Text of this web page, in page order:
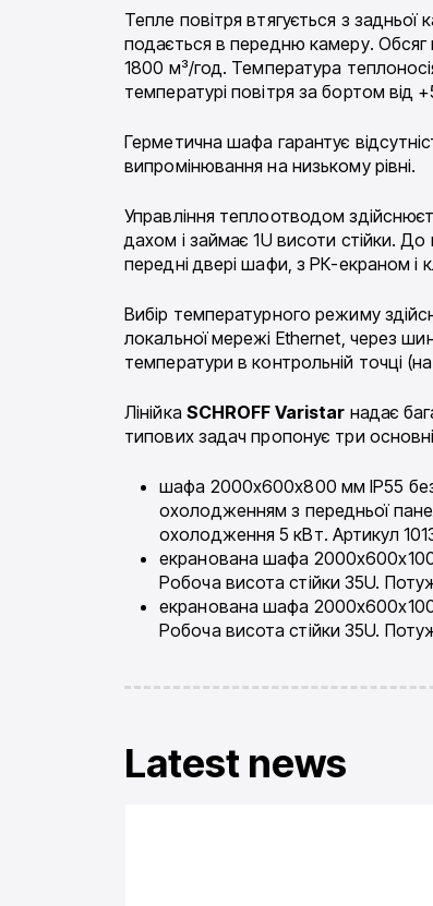
Тепле повітря втягується з
подається в передню камеру. Обсяг
1800 м³/год. Температура
температурі повітря за бортом від
Герметична шафа гарантує
випромінювання на низькому рівні.
Управління теплоотводом
дахом і займає 1U висоти стійки.
передні двері шафи, з РК-екраном і
Вибір температурного режиму
локальної мережі Ethernet, через
температури в контрольній точці
Лінійка SCHROFF Varistar надає
типових задач пропонує три основні
шафа 2000x600x800 мм IP55 без
охолодженням з передньої
охолодження 5 кВт. Артикул
екранована шафа
Робоча висота стійки 35U.
екранована шафа
Робоча висота стійки 35U.
Latest news